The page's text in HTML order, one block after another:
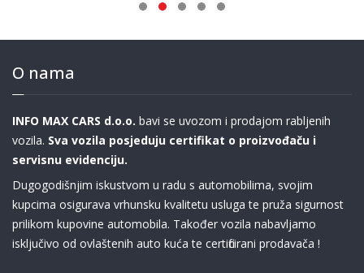
O nama
INFO MAX CARS d.o.o. bavi se uvozom i prodajom rabljenih
vozila. Sva vozila posjeduju certifikat o proizvođaču i
servisnu evidenciju.
Dugogodišnjim iskustvom u radu s automobilima, svojim
kupcima osigurava vrhunsku kvalitetu usluga te pruža sigurnost
prilikom kupovine automobila. Također vozila nabavljamo
isključivo od ovlaštenih auto kuća te certificirani prodavača !